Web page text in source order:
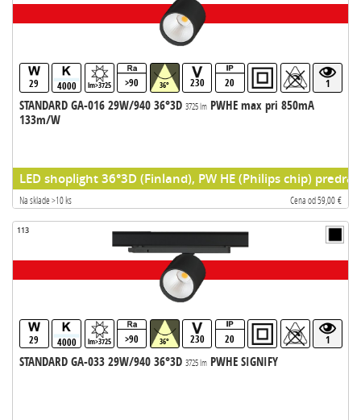
29 4000 lm>3725 >90 36° 230 20 1
STANDARD GA-016 29W/940 36°3D 3725 lmPWHE max pri 850mA
133m/W
LED shoplight 36°3D (Finland), PW HE (Philips chip)
Na sklade >10 ks Cena od 59,00 €
113
29 4000 lm>3725 >90 36° 230 20 1
STANDARD GA-033 29W/940 36°3D 3725 lmPWHE SIGNIFY